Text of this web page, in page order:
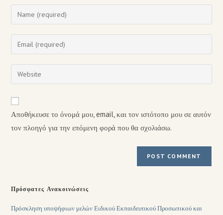
Αποθήκευσε το όνομά μου, email, και τον ιστότοπο μου σε αυτόν
τον πλοηγό για την επόμενη φορά που θα σχολιάσω.
Πρόσφατες Ανακοινώσεις
Πρόσκληση υποψήφιων μελών Ειδικού Εκπαιδευτικού Προσωπικού και